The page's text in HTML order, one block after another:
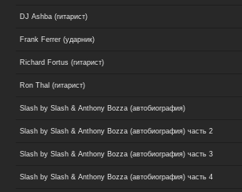
DJ Ashba (гитарист)
Frank Ferrer (ударник)
Richard Fortus (гитарист)
Ron Thal (гитарист)
Slash by Slash & Anthony Bozza (автобиография)
Slash by Slash & Anthony Bozza (автобиография) часть 2
Slash by Slash & Anthony Bozza (автобиография) часть 3
Slash by Slash & Anthony Bozza (автобиография) часть 4